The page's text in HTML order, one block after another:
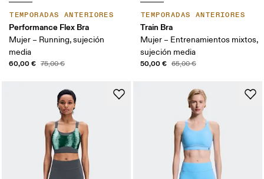
TEMPORADAS ANTERIORES
Performance Flex Bra
Mujer – Running, sujeción
media
60,00 € 75,00 €
TEMPORADAS ANTERIORES
Train Bra
Mujer – Entrenamientos mixtos,
sujeción media
50,00 € 65,00 €